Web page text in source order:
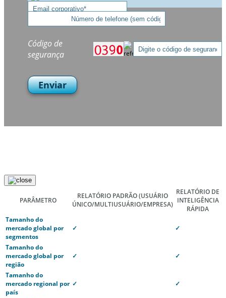
Código de
segurança
Enviar
PARÂMETRO
RELATÓRIO PADRÃO(USUÁRIO
ÚNICO/MULTIUSUÁRIO/EMPRESA)
RELATÓRIO DE
INTELIGÊNCIA
RÁPIDA
Tamanho do
mercado global por
segmentos
✓ ✓
Tamanho do
mercado global por
região
✓ ✓
Tamanho do
mercado regional por
país
✓ ✓